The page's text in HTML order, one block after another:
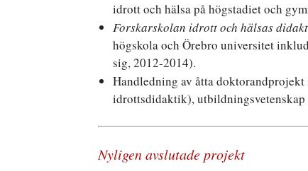
idrott och hälsa på högstadiet och
Forskarskolan idrott och hälsas
högskola och Örebro universitet
sig, 2012-2014).
Handledning av åtta
idrottsdidaktik),
Nyligen avslutade projekt